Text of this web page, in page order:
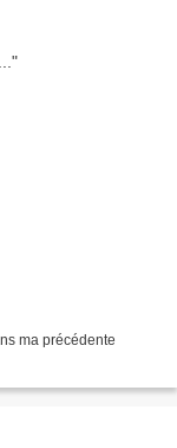
ma précédente